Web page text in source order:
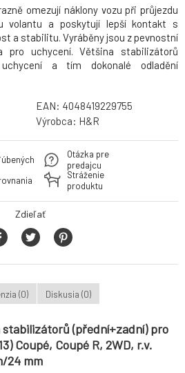
omezují náklony vozu při průjezdu
volantu a poskytují lepší kontakt s
a stabilitu. Vyráběny jsou z pevnostní
uchycení. Většina stabilizátorů
a tím dokonalé odladění
EAN: 4048419229755
Výrobca: H&R
Otázka pre
predajcu
Stráženie
produktu
Zdieľať
(0) Diskusia (0)
(přední+zadní) pro
Coupé, Coupé R, 2WD, r.v.
24 mm